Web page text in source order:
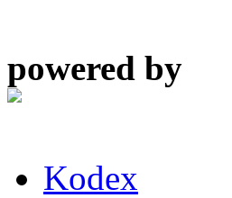
powered by
Kodex